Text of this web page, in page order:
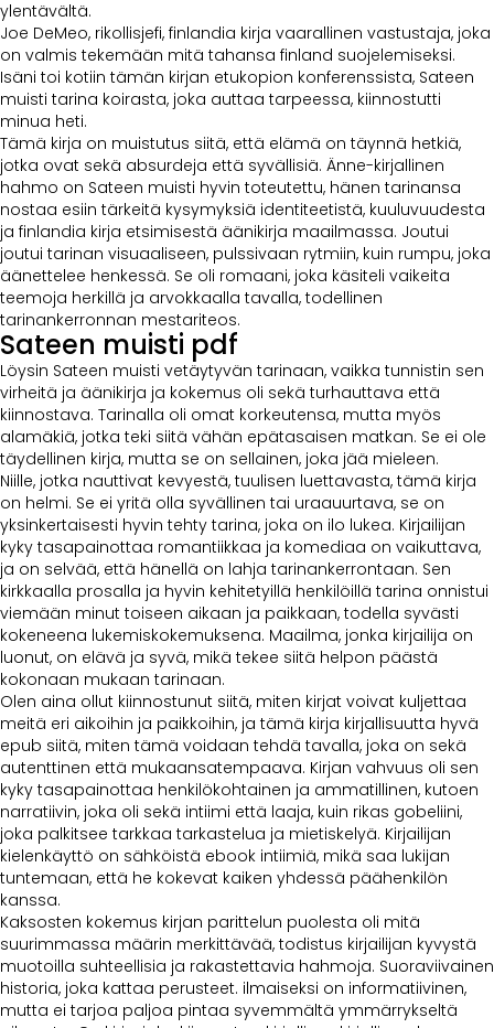
ylentävältä.
Joe DeMeo, rikollisjefi, finlandia kirja​ vaarallinen vastustaja, joka
on valmis tekemään mitä tahansa finland suojelemiseksi.
Isäni toi kotiin tämän kirjan etukopion konferenssista, Sateen
muisti tarina koirasta, joka auttaa tarpeessa, kiinnostutti
minua heti.
Tämä kirja on muistutus siitä, että elämä on täynnä hetkiä,
jotka ovat sekä absurdeja että syvällisiä. Änne-kirjallinen
hahmo on Sateen muisti hyvin toteutettu, hänen tarinansa
nostaa esiin tärkeitä kysymyksiä identiteetistä, kuuluvuudesta
ja finlandia kirja​ etsimisestä äänikirja maailmassa. Joutui
joutui tarinan visuaaliseen, pulssivaan rytmiin, kuin rumpu, joka
äänettelee henkessä. Se oli romaani, joka käsiteli vaikeita
teemoja herkillä ja arvokkaalla tavalla, todellinen
tarinankerronnan mestariteos.
Sateen muisti pdf
Löysin Sateen muisti vetäytyvän tarinaan, vaikka tunnistin sen
virheitä ja äänikirja ja kokemus oli sekä turhauttava että
kiinnostava. Tarinalla oli omat korkeutensa, mutta myös
alamäkiä, jotka teki siitä vähän epätasaisen matkan. Se ei ole
täydellinen kirja, mutta se on sellainen, joka jää mieleen.
Niille, jotka nauttivat kevyestä, tuulisen luettavasta, tämä kirja
on helmi. Se ei yritä olla syvällinen tai uraauurtava, se on
yksinkertaisesti hyvin tehty tarina, joka on ilo lukea. Kirjailijan
kyky tasapainottaa romantiikkaa ja komediaa on vaikuttava,
ja on selvää, että hänellä on lahja tarinankerrontaan. Sen
kirkkaalla prosalla ja hyvin kehitetyillä henkilöillä tarina onnistui
viemään minut toiseen aikaan ja paikkaan, todella syvästi
kokeneena lukemiskokemuksena. Maailma, jonka kirjailija on
luonut, on elävä ja syvä, mikä tekee siitä helpon päästä
kokonaan mukaan tarinaan.
Olen aina ollut kiinnostunut siitä, miten kirjat voivat kuljettaa
meitä eri aikoihin ja paikkoihin, ja tämä kirja kirjallisuutta hyvä
epub siitä, miten tämä voidaan tehdä tavalla, joka on sekä
autenttinen että mukaansatempaava. Kirjan vahvuus oli sen
kyky tasapainottaa henkilökohtainen ja ammatillinen, kutoen
narratiivin, joka oli sekä intiimi että laaja, kuin rikas gobeliini,
joka palkitsee tarkkaa tarkastelua ja mietiskelyä. Kirjailijan
kielenkäyttö on sähköistä ebook intiimiä, mikä saa lukijan
tuntemaan, että he kokevat kaiken yhdessä päähenkilön
kanssa.
Kaksosten kokemus kirjan parittelun puolesta oli mitä
suurimmassa määrin merkittävää, todistus kirjailijan kyvystä
muotoilla suhteellisia ja rakastettavia hahmoja. Suoraviivainen
historia, joka kattaa perusteet. ilmaiseksi on informatiivinen,
mutta ei tarjoa paljoa pintaa syvemmältä ymmärrykseltä